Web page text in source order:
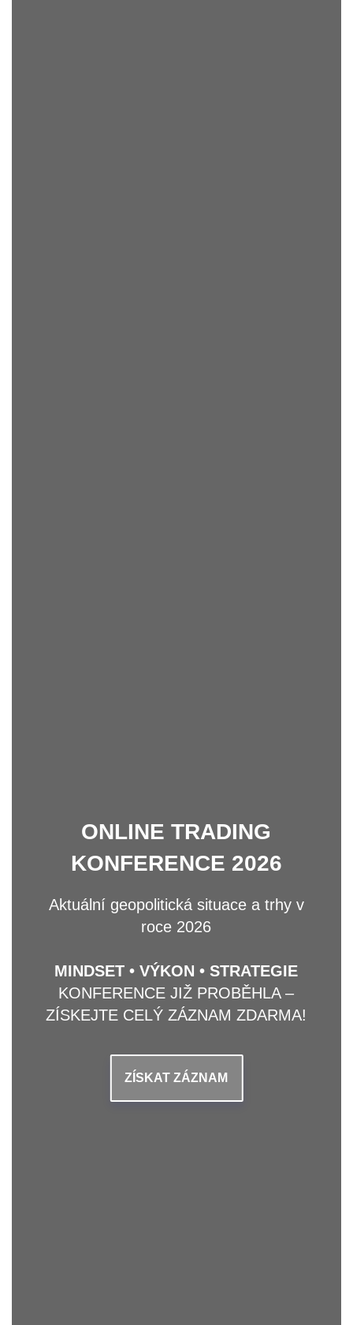
ONLINE TRADING
KONFERENCE 2026
Aktuální geopolitická situace a trhy v
roce 2026
MINDSET • VÝKON • STRATEGIE
KONFERENCE JIŽ PROBĚHLA –
ZÍSKEJTE CELÝ ZÁZNAM ZDARMA!
ZÍSKAT ZÁZNAM